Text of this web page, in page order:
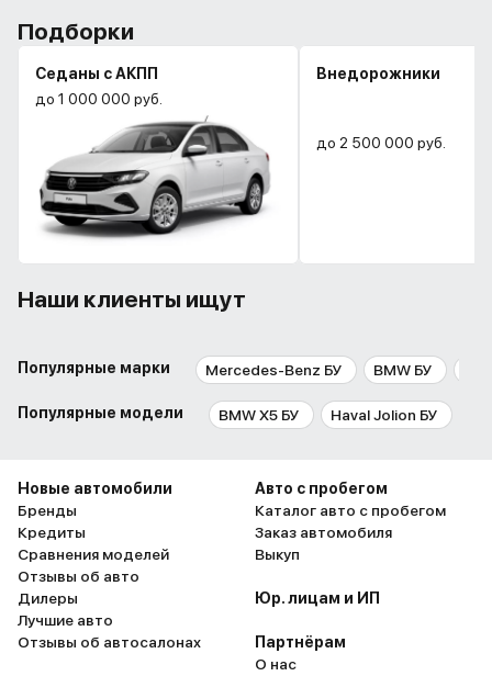
Подборки
Седаны с АКПП
до 1 000 000 руб.
Внедорожники
до 2 500 000 руб.
Наши клиенты ищут
Популярные марки Mercedes-Benz БУ BMW БУ
Популярные модели BMW X5 БУ Haval Jolion БУ
Новые автомобили
Бренды
Кредиты
Сравнения моделей
Отзывы об авто
Дилеры
Лучшие авто
Отзывы об автосалонах
Авто с пробегом
Каталог авто с пробегом
Заказ автомобиля
Выкуп
Юр. лицам и ИП
Партнёрам
О нас